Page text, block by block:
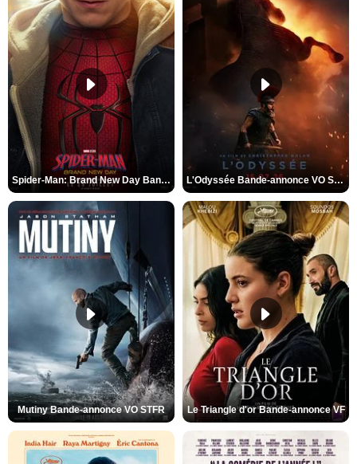
Spider-Man: Brand New Day Bande-annonce VO STFR L'Odyssée Bande-annonce VO STFR
Mutiny Bande-annonce VO STFR Le Triangle d'or Bande-annonce VF